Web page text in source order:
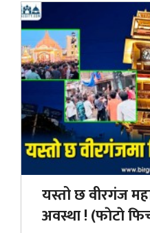
यस्तो छ वीरगंज
अवस्था ! (फाेटाे